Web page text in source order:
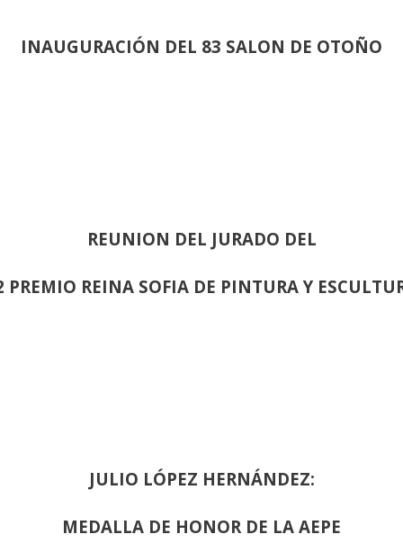
INAUGURACIÓN DEL 83 SALON DE OTOÑO
REUNION DEL JURADO DEL
PREMIO REINA SOFIA DE PINTURA Y
JULIO LÓPEZ HERNÁNDEZ:
MEDALLA DE HONOR DE LA AEPE